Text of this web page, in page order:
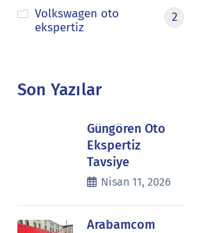
Volkswagen oto
ekspertiz
2
Son Yazılar
Güngören Oto
Ekspertiz
Tavsiye
Nisan 11, 2026
Arabamcom